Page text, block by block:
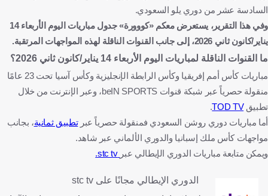
السادسة عشر من دوري يلو السعودي.
وفي هذا التقرير، يستعرض معكم «كووورة» جدول مباريات اليوم الأربعاء 14
يناير/كانون ثاني 2026، إلى جانب القنوات الناقلة لهذه المواجهات المرتقبة.
ما القنوات الناقلة لمباريات اليوم الأربعاء 14 يناير/كانون ثاني 2026؟
مباريات كأس أمم إفريقيا وكأس الرابطة الإنجليزية وكأس آسيا تحت 23 عامًا
منقولة حصرياً عبر شبكة قنوات beIN SPORTS، وعبر الإنترنت من خلال
تطبيقTOD TV
.
أما مباريات دوري روشن السعودي فمنقولة حصرياً عبرتطبيق ثمانية، بجانب
مواجهات كأس ملك إسبانيا والدوري الألماني عبر شاهد.
ويمكن متابعة مباريات الدوري الإيطالي عبر stc tv.
الدوري الإيطالي مجانًا على stc tv